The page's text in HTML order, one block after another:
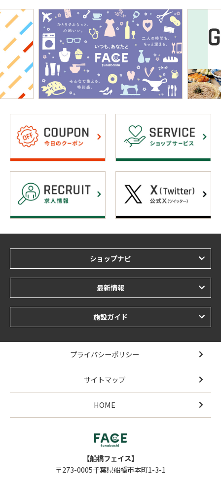
ショップナビ
最新情報
施設ガイド
プライバシーポリシー
サイトマップ
HOME
【船橋フェイス】
〒273-0005千葉県船橋市本町1-3-1